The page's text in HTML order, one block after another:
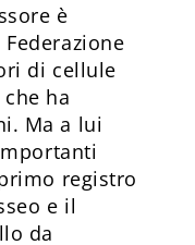
è
Federazione
di cellule
ha
Ma a lui
registro
e il
da